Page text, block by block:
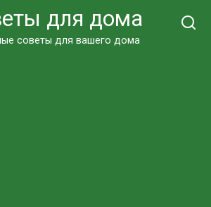
для дома
советы для вашего дома